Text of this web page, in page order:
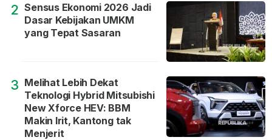
2 Sensus Ekonomi 2026 Jadi
Dasar Kebijakan UMKM
yang Tepat Sasaran
3 Melihat Lebih Dekat
Teknologi Hybrid Mitsubishi
New Xforce HEV: BBM
Makin Irit, Kantong tak
Menjerit